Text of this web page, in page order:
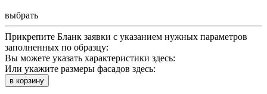
выбрать
Прикрепите Бланк заявки с указанием нужных параметров
заполненных по образцу:
Вы можете указать характеристики здесь:
Или укажите размеры фасадов здесь:
в корзину